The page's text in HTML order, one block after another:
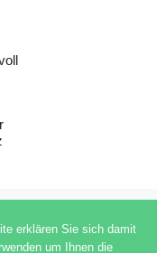
erklären Sie sich damit
um Ihnen die